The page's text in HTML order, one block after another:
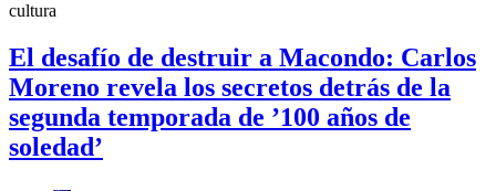
cultura
El desafío de destruir a Macondo: Carlos
Moreno revela los secretos detrás de la
segunda temporada de ’100 años de
soledad’